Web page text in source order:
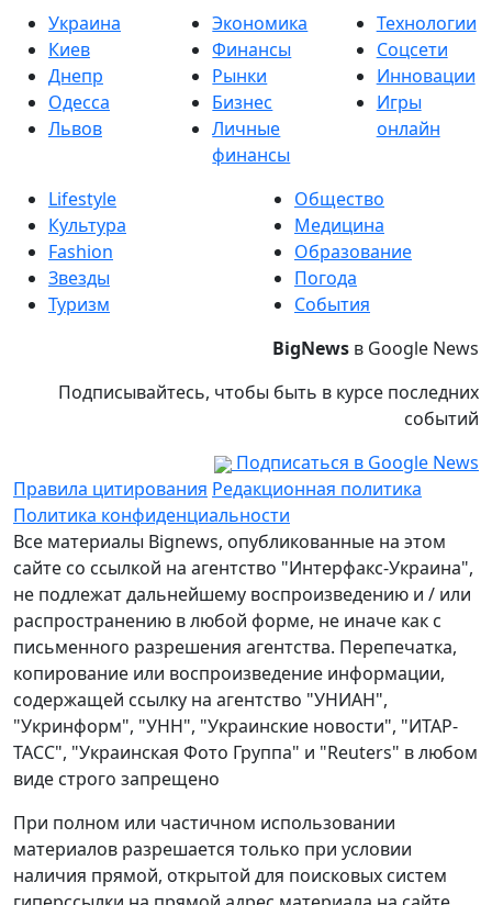
Украина
Киев
Днепр
Одесса
Львов
Экономика
Финансы
Рынки
Бизнес
Личные
финансы
Технологии
Соцсети
Инновации
Игры
онлайн
Lifestyle
Культура
Fashion
Звезды
Туризм
Общество
Медицина
Образование
Погода
События
BigNews в Google News
Подписывайтесь, чтобы быть в курсе последних
событий
Подписаться в Google News
Правила цитирования Редакционная политика
Политика конфиденциальности
Все материалы Bignews, опубликованные на этом
сайте со ссылкой на агентство "Интерфакс-Украина",
не подлежат дальнейшему воспроизведению и / или
распространению в любой форме, не иначе как с
письменного разрешения агентства. Перепечатка,
копирование или воспроизведение информации,
содержащей ссылку на агентство "УНИАН",
"Укринформ", "УНН", "Украинские новости", "ИТАР-
ТАСС", "Украинская Фото Группа" и "Reuters" в любом
виде строго запрещено
При полном или частичном использовании
материалов разрешается только при условии
наличия прямой, открытой для поисковых систем